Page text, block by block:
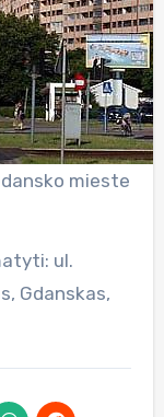
mieste
ul.
Gdanskas,